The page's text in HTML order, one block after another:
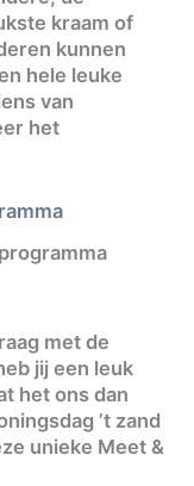
kraam of
kunnen
hele leuke
van
het
met de
jij een leuk
het ons dan
’t zand
unieke Meet &